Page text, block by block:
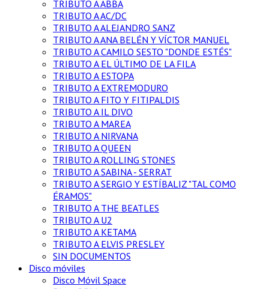
TRIBUTO A ABBA
TRIBUTO A AC/DC
TRIBUTO A ALEJANDRO SANZ
TRIBUTO A ANA BELÉN Y VÍCTOR MANUEL
TRIBUTO A CAMILO SESTO "DONDE ESTÉS"
TRIBUTO A EL ÚLTIMO DE LA FILA
TRIBUTO A ESTOPA
TRIBUTO A EXTREMODURO
TRIBUTO A FITO Y FITIPALDIS
TRIBUTO A IL DIVO
TRIBUTO A MAREA
TRIBUTO A NIRVANA
TRIBUTO A QUEEN
TRIBUTO A ROLLING STONES
TRIBUTO A SABINA - SERRAT
TRIBUTO A SERGIO Y ESTÍBALIZ "TAL COMO
ÉRAMOS"
TRIBUTO A THE BEATLES
TRIBUTO A U2
TRIBUTO A KETAMA
TRIBUTO A ELVIS PRESLEY
SIN DOCUMENTOS
Disco móviles
Disco Móvil Space